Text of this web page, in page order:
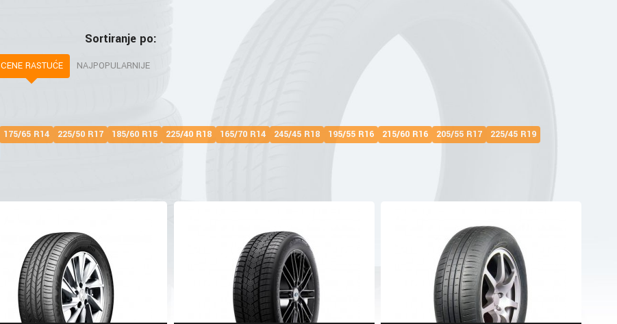
175/65 R14 225/50 R17 185/60 R15 225/40 R18 165/70 R14 245/45 R18 195/55 R16 215/60 R16 205/55 R17
225/45 R19
Sortiranje po:
CENE RASTUĆE NAJPOPULARNIJE